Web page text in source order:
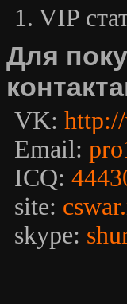
1. VIP
Для
VK:
Email:
ICQ:
site:
skype: